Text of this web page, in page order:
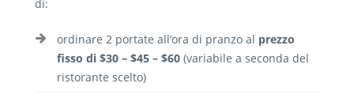
di:
ordinare 2 portate all’ora di pranzo al prezzo
fisso di $30 – $45 – $60 (variabile a seconda del
ristorante scelto)